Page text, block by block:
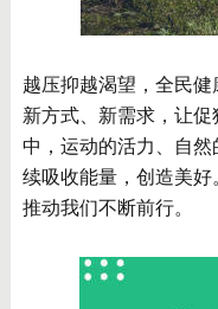
越压抑越渴望，全民健
新方式、新需求，让
中，运动的活力、自
续吸收能量，创造美
推动我们不断前行。